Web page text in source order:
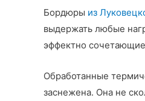
Бордюры из
выдержать любые
эффектно
Обработанные
заснежена. Она не